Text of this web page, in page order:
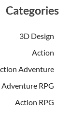
Categories
3D Design
Action
Adventure
RPG
Action RPG